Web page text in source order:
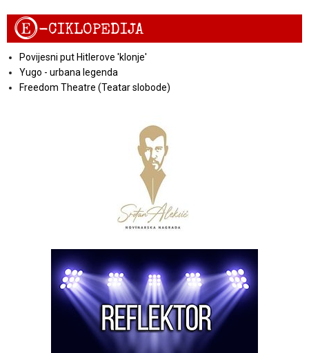
E-CIKLOPEDIJA
Povijesni put Hitlerove 'klonje'
Yugo - urbana legenda
Freedom Theatre (Teatar slobode)